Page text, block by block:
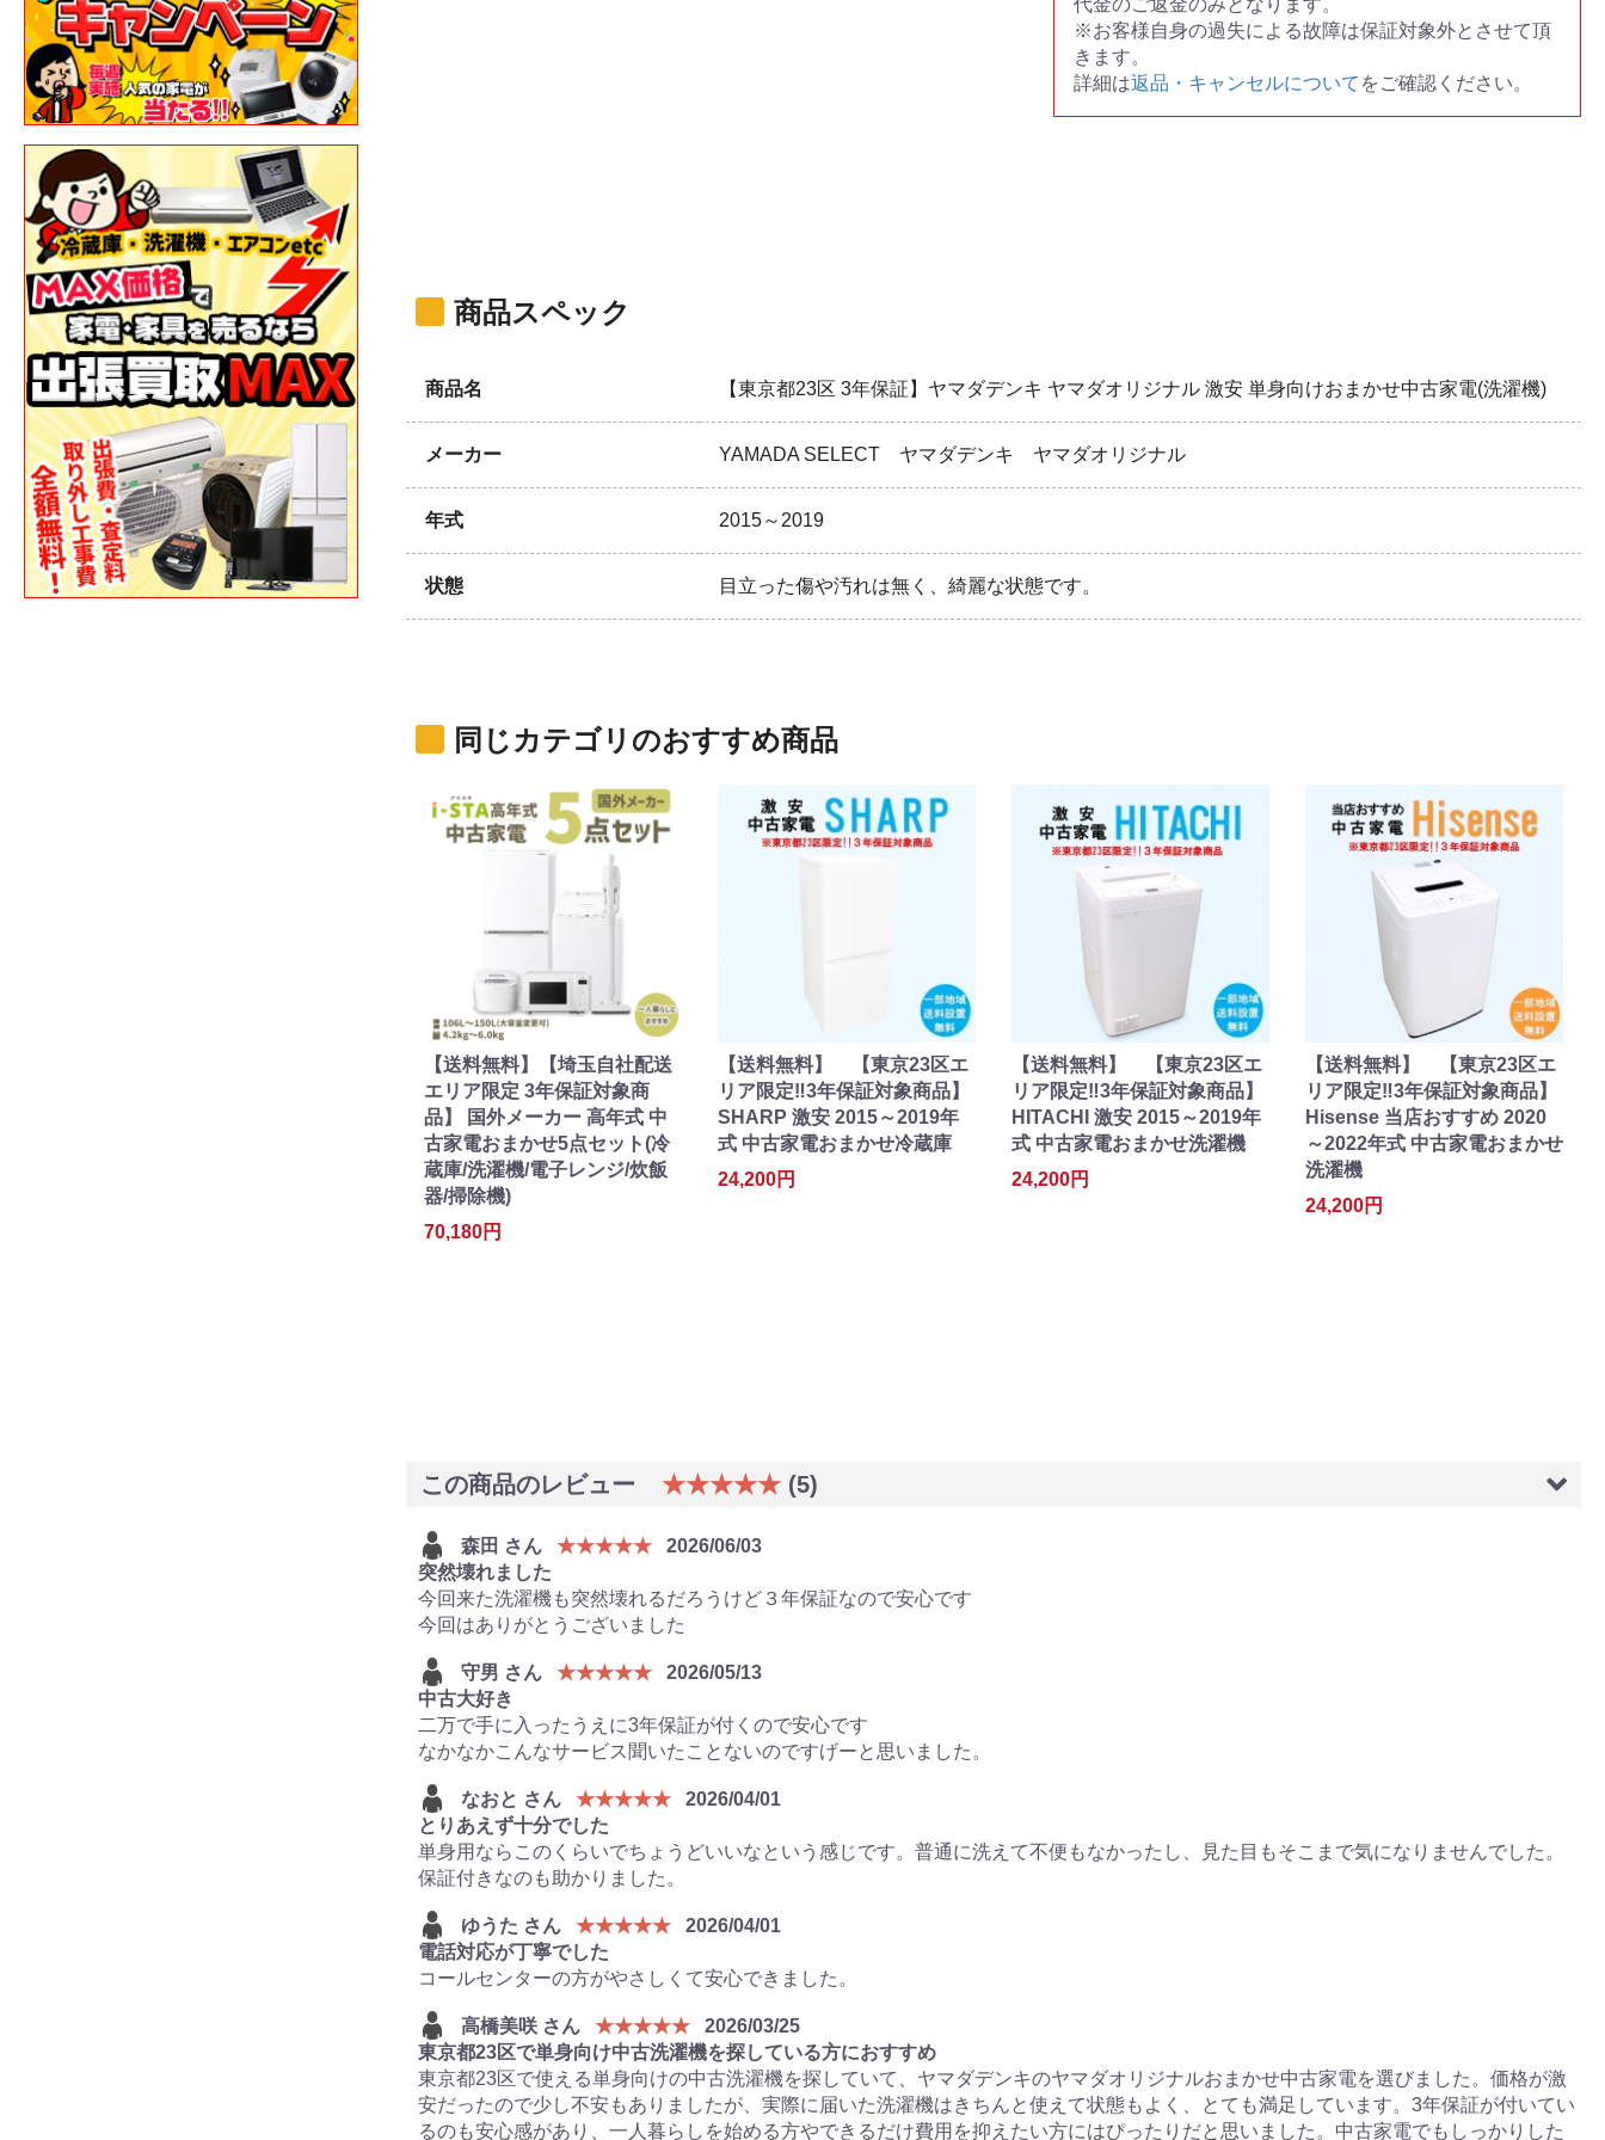
代金のご返金のみとなります。
※お客様自身の過失による故障は保証対象外とさせて頂
きます。
詳細は返品・キャンセルについて をご確認ください。
商品スペック
商品名 【東京都23区 3年保証】ヤマダデンキ ヤマダオリジナル 激安 単身向けおまかせ中古家電(洗濯機)
メーカー YAMADA SELECT ヤマダデンキ ヤマダオリジナル
年式 2015～2019
状態 目立った傷や汚れは無く、綺麗な状態です。
同じカテゴリのおすすめ商品
【送料無料】【埼玉自社配送
エリア限定 3年保証対象商
品】 国外メーカー 高年式 中
古家電おまかせ5点セット(冷
蔵庫/洗濯機/電子レンジ/炊飯
器/掃除機)
70,180円
【送料無料】 【東京23区エ
リア限定‼3年保証対象商品】
SHARP 激安 2015～2019年
式 中古家電おまかせ冷蔵庫
24,200円
【送料無料】 【東京23区エ
リア限定‼3年保証対象商品】
HITACHI 激安 2015～2019年
式 中古家電おまかせ洗濯機
24,200円
【送料無料】 【東京23区エ
リア限定‼3年保証対象商品】
Hisense 当店おすすめ 2020
～2022年式 中古家電おまかせ
洗濯機
24,200円
この商品のレビュー ★★★★★ (5)
森田 さん ★★★★★
2026/06/03
突然壊れました
今回来た洗濯機も突然壊れるだろうけど３年保証なので安心です
今回はありがとうございました
守男 さん ★★★★★
2026/05/13
中古大好き
二万で手に入ったうえに3年保証が付くので安心です
なかなかこんなサービス聞いたことないのですげーと思いました。
なおと さん ★★★★★
2026/04/01
とりあえず十分でした
単身用ならこのくらいでちょうどいいなという感じです。普通に洗えて不便もなかったし、見た目もそこまで気になりませんでした。
保証付きなのも助かりました。
ゆうた さん ★★★★★
2026/04/01
電話対応が丁寧でした
コールセンターの方がやさしくて安心できました。
高橋美咲 さん ★★★★★
2026/03/25
東京都23区で単身向け中古洗濯機を探している方におすすめ
東京都23区で使える単身向けの中古洗濯機を探していて、ヤマダデンキのヤマダオリジナルおまかせ中古家電を選びました。価格が激
安だったので少し不安もありましたが、実際に届いた洗濯機はきちんと使えて状態もよく、とても満足しています。3年保証が付いてい
るのも安心感があり、一人暮らしを始める方やできるだけ費用を抑えたい方にはぴったりだと思いました。中古家電でもしっかりした